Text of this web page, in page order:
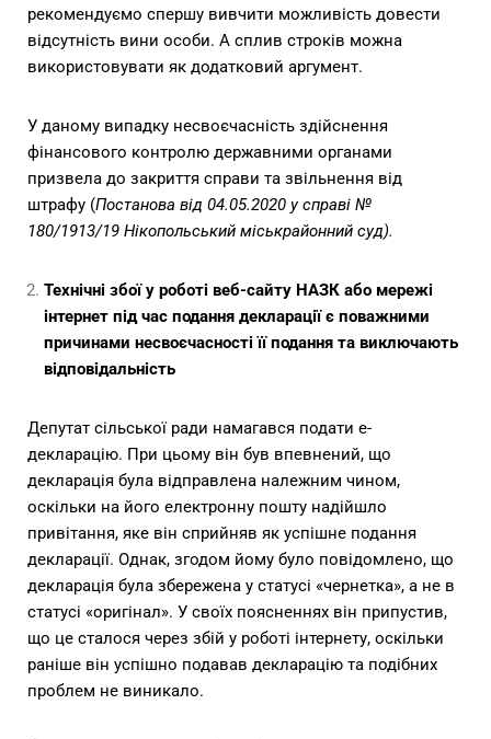
рекомендуємо спершу вивчити можливість довести
відсутність вини особи. А сплив строків можна
використовувати як додатковий аргумент.
У даному випадку несвоєчасність здійснення
фінансового контролю державними органами
призвела до закриття справи та звільнення від
штрафу (Постанова від 04.05.2020 у справі №
180/1913/19 Нікопольський міськрайонний суд).
Технічні збої у роботі веб-сайту НАЗК або мережі
інтернет під час подання декларації є поважними
причинами несвоєчасності її подання та виключають
відповідальність
Депутат сільської ради намагався подати е-
декларацію. При цьому він був впевнений, що
декларація була відправлена належним чином,
оскільки на його електронну пошту надійшло
привітання, яке він сприйняв як успішне подання
декларації. Однак, згодом йому було повідомлено, що
декларація була збережена у статусі «чернетка», а не в
статусі «оригінал». У своїх поясненнях він припустив,
що це сталося через збій у роботі інтернету, оскільки
раніше він успішно подавав декларацію та подібних
проблем не виникало.